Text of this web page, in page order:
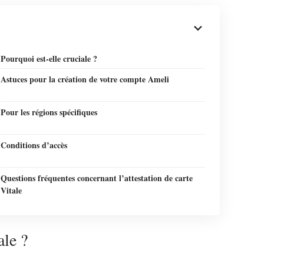
Pourquoi est-elle cruciale ?
Astuces pour la création de votre compte Ameli
Pour les régions spécifiques
Conditions d’accès
Questions fréquentes concernant l’attestation de carte
Vitale
?